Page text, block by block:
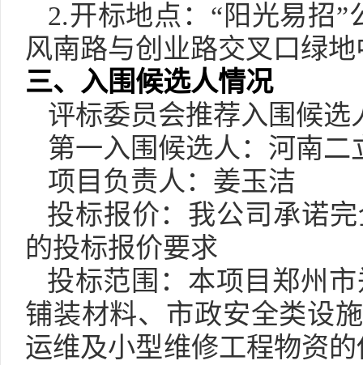
2.开标地点：“阳光易招
风南路与创业路交叉口绿
三、入围候选人情况
评标委员会推荐入围候选
第一入围候选人：河南二
项目负责人：姜玉洁
投标报价：我公司承诺
的投标报价要求
投标范围：本项目郑州
铺装材料、市政安全类设
运维及小型维修工程物资